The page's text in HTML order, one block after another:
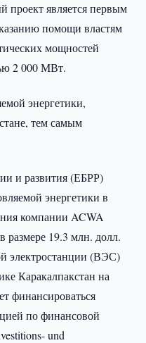
проект является первым
помощи властям
мощностей
2 000 МВт.
энергетики,
тем самым
и развития (ЕБРР)
энергетики в
компании ACWA
размере 19.3 млн. долл.
электростанции (ВЭС)
Каракалпакстан на
финансироваться
по финансовой
und